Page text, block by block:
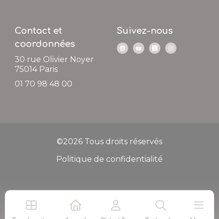
Contact et
coordonnées
30 rue Olivier Noyer
75014 Paris
01 70 98 48 00
Suivez-nous
©2026 Tous droits réservés
Politique de confidentialité